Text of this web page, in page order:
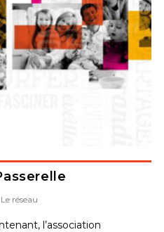
Le réseau
l’association